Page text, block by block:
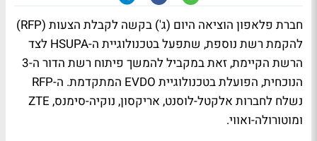
חברת פלאפון הוציאה היום (ג') בקשה לקבלת הצעות (RFP)
להקמת רשת נוספת, שתפעל בטכנולוגיית ה-HSUPA לצד
הרשת הקיימת, זאת במקביל להמשך פיתוח רשת הדור ה-3
הנוכחית, הפועלת בטכנולוגיית EVDO המתקדמת. ה-RFP
נשלח לחברות אלקטל-לוסנט, אריקסון, נוקיה-סימנס, ZTE
ומוטורולה-ואווי.